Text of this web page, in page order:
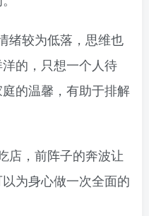
较为低落，思维也
的，只想一个人待
的温馨，有助于排解
，前阵子的奔波让
为身心做一次全面的